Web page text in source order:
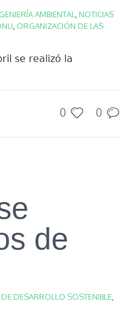
AMBIENTAL
NOTICIAS
ORGANIZACIÓN DE LAS
se realizó la
0 0
de
DE DESARROLLO SOSTENIBLE